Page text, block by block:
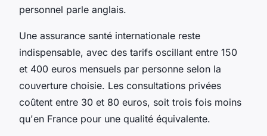
personnel parle anglais.
Une assurance santé internationale reste
indispensable, avec des tarifs oscillant entre 150
et 400 euros mensuels par personne selon la
couverture choisie. Les consultations privées
coûtent entre 30 et 80 euros, soit trois fois moins
qu'en France pour une qualité équivalente.